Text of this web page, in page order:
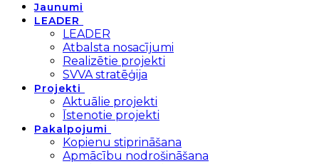
Jaunumi
LEADER
LEADER
Atbalsta nosacījumi
Realizētie projekti
SVVA stratēģija
Projekti
Aktuālie projekti
Īstenotie projekti
Pakalpojumi
Kopienu stiprināšana
Apmācību nodrošināšana